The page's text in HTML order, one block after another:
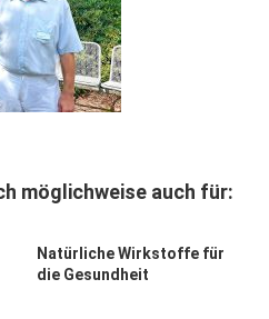
möglichweise auch für:
Natürliche Wirkstoffe für
die Gesundheit